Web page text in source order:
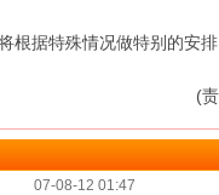
据特殊情况做特别的安排
(
07-08-12 01:47